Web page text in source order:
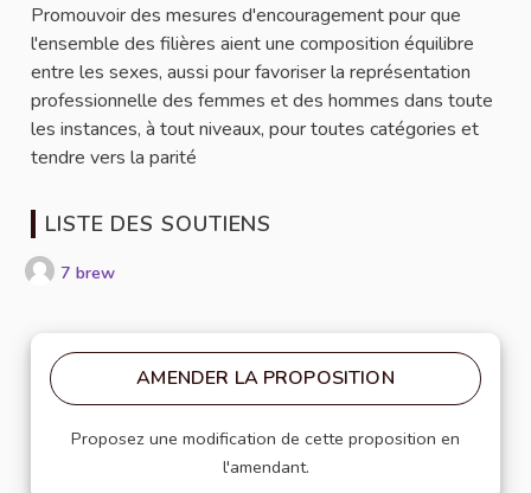
Promouvoir des mesures d'encouragement pour que
l'ensemble des filières aient une composition équilibre
entre les sexes, aussi pour favoriser la représentation
professionnelle des femmes et des hommes dans toute
les instances, à tout niveaux, pour toutes catégories et
tendre vers la parité
LISTE DES SOUTIENS
7 brew
AMENDER LA PROPOSITION
Proposez une modification de cette proposition en
l'amendant.